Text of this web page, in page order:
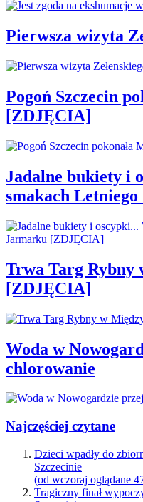
Pierwsza wizyta
Pogoń Szczecin
[ZDJĘCIA]
Jadalne bukiety i
smakach
Trwa Targ Rybny
[ZDJĘCIA]
Woda w
chlorowanie
Najczęściej czytane
Dzieci wpadły do
Szczecinie
(od wczoraj oglądane
Tragiczny finał